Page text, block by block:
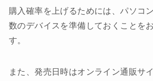
購入確率を上げるためには、パソコ
数のデバイスを準備しておくことを
す。
また、発売日時はオンライン通販サ